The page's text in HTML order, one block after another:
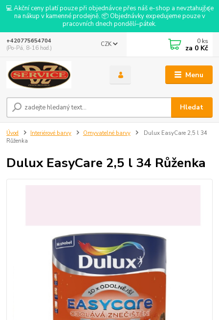
💻 Akční ceny platí pouze při objednávce přes náš e-shop a nevztahují se
na nákup v kamenné prodejně. 📦 Objednávky expedujeme pouze v
pracovních dnech pondělí–pátek.
Menu
CZK
Hledat
+420775654704
(Po-Pá, 8-16 hod.)
0 ks
za 0 Kč
Úvod Interiérové barvy Omyvatelné barvy
Dulux EasyCare 2,5 l 34
Růženka
Dulux EasyCare 2,5 l 34 Růženka